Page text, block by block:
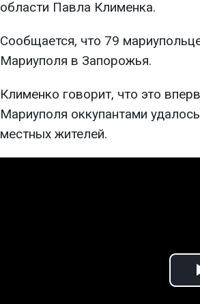
области Павла Клименка.
Сообщается, что 79
Мариуполя в Запорожья.
Клименко говорит, что это
Мариуполя оккупантами
местных жителей.